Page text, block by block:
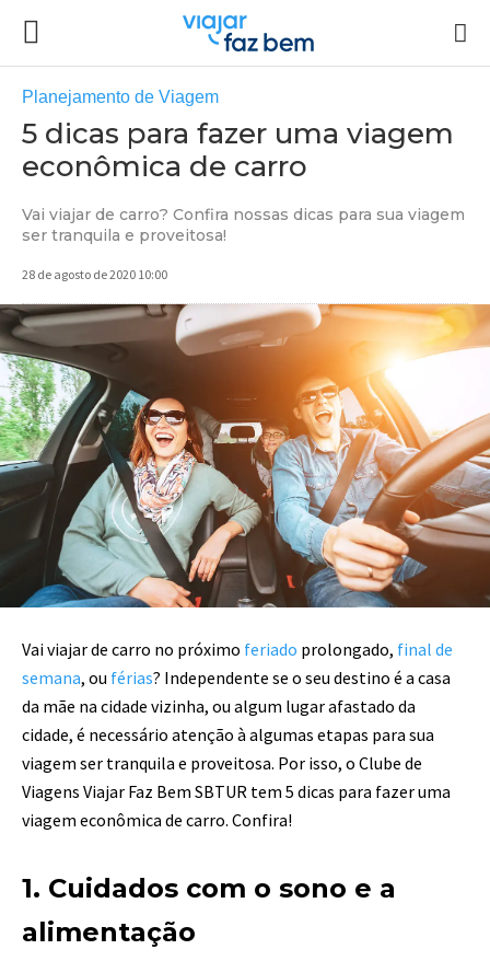
Planejamento de Viagem
5 dicas para fazer uma viagem
econômica de carro
Vai viajar de carro? Confira nossas dicas para sua viagem
ser tranquila e proveitosa!
28 de agosto de 2020 10:00
Vai viajar de carro no próximo feriado prolongado, final de
semana, ou férias? Independente se o seu destino é a casa
da mãe na cidade vizinha, ou algum lugar afastado da
cidade, é necessário atenção à algumas etapas para sua
viagem ser tranquila e proveitosa. Por isso, o Clube de
Viagens Viajar Faz Bem SBTUR tem 5 dicas para fazer uma
viagem econômica de carro. Confira!
1. Cuidados com o sono e a
alimentação